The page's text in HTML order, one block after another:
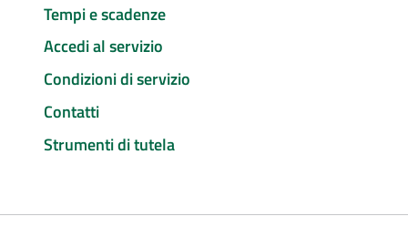
Tempi e scadenze
Accedi al servizio
Condizioni di servizio
Contatti
Strumenti di tutela